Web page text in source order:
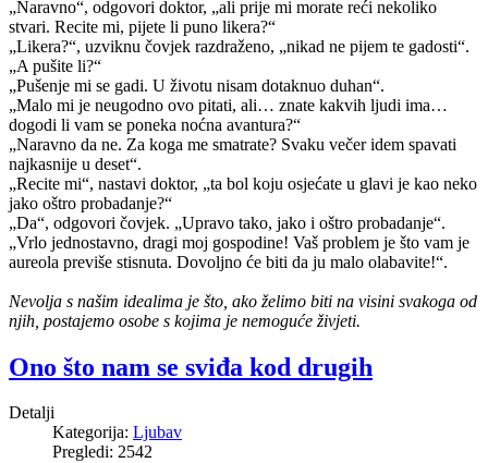
„Naravno“, odgovori doktor, „ali prije mi morate reći nekoliko
stvari. Recite mi, pijete li puno likera?“
„Likera?“, uzviknu čovjek razdraženo, „nikad ne pijem te gadosti“.
„A pušite li?“
„Pušenje mi se gadi. U životu nisam dotaknuo duhan“.
„Malo mi je neugodno ovo pitati, ali… znate kakvih ljudi ima…
dogodi li vam se poneka noćna avantura?“
„Naravno da ne. Za koga me smatrate? Svaku večer idem spavati
najkasnije u deset“.
„Recite mi“, nastavi doktor, „ta bol koju osjećate u glavi je kao neko
jako oštro probadanje?“
„Da“, odgovori čovjek. „Upravo tako, jako i oštro probadanje“.
„Vrlo jednostavno, dragi moj gospodine! Vaš problem je što vam je
aureola previše stisnuta. Dovoljno će biti da ju malo olabavite!“.
Nevolja s našim idealima je što, ako želimo biti na visini svakoga od
njih, postajemo osobe s kojima je nemoguće živjeti.
Ono što nam se sviđa kod drugih
Detalji
Kategorija: Ljubav
Pregledi: 2542